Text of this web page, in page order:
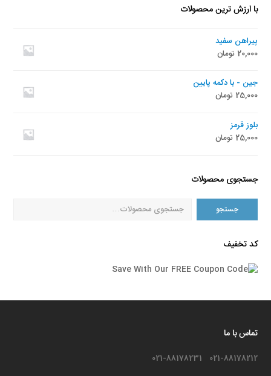
با ارزش ترین محصولات
پیراهن سفید
20,000 تومان
جین - با دکمه پایین
25,000 تومان
بلوز قرمز
25,000 تومان
جستجوی محصولات
جستجو
کد تخفیف
تماس با ما
021-88178212 021-88178231